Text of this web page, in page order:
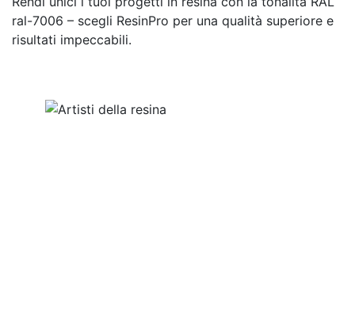
ral-7006 – scegli ResinPro per una qualità superiore e
risultati impeccabili.